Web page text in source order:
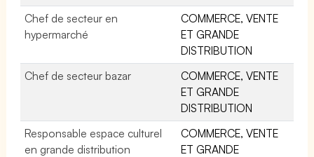
Chef de secteur en
hypermarché
COMMERCE, VENTE
ET GRANDE
DISTRIBUTION
Chef de secteur bazar
COMMERCE, VENTE
ET GRANDE
DISTRIBUTION
Responsable espace culturel
en grande distribution
COMMERCE, VENTE
ET GRANDE